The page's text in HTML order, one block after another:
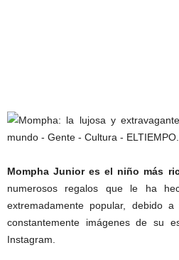
Mompha Junior es el niño más
numerosos regalos que le ha
extremadamente popular, debido
constantemente imágenes de su
Instagram.